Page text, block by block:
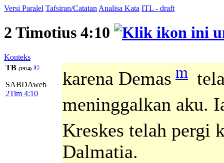
Versi Paralel Tafsiran/Catatan Analisa Kata ITL - draft
2 Timotius 4:10
Konteks
TB (1974) ©
SABDAweb
2Tim 4:10
karena Demas m
meninggalkan aku.
Kreskes telah pergi
Dalmatia.